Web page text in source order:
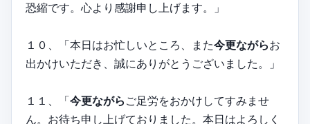
恐縮です。心より感謝申し上げます。」
１０、「本日はお忙しいところ、また今更ながらお
出かけいただき、誠にありがとうございました。」
１１、「今更ながら ご足労をおかけしてすみませ
ん。お待ち申し上げておりました。本日はよろしく